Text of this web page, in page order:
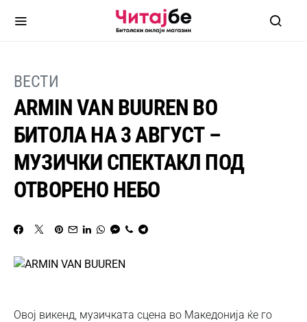
ВЕСТИ
ARMIN VAN BUUREN ВО
БИТОЛА НА 3 АВГУСТ –
МУЗИЧКИ СПЕКТАКЛ ПОД
ОТВОРЕНО НЕБО
Овој викенд, музичката сцена во Македонија ќе го